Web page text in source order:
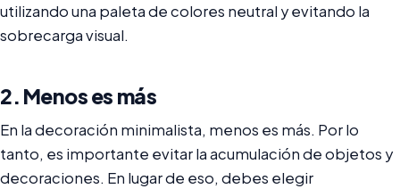
utilizando una paleta de colores neutral y evitando la
sobrecarga visual.
2. Menos es más
En la decoración minimalista, menos es más. Por lo
tanto, es importante evitar la acumulación de objetos y
decoraciones. En lugar de eso, debes elegir